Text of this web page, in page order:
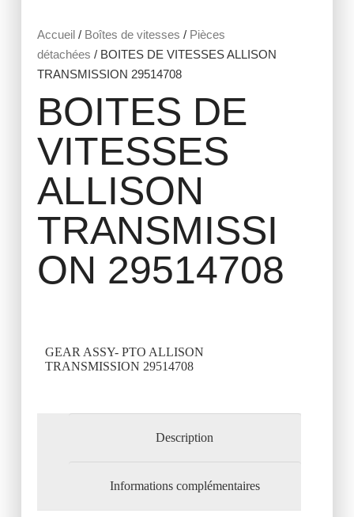
Accueil/ Boîtes de vitesses / Pièces
détachées / BOITES DE VITESSES ALLISON
TRANSMISSION 29514708
BOITES DE
VITESSES
ALLISON
TRANSMISSI
ON 29514708
GEAR ASSY- PTO ALLISON
TRANSMISSION 29514708
Description
Informations complémentaires